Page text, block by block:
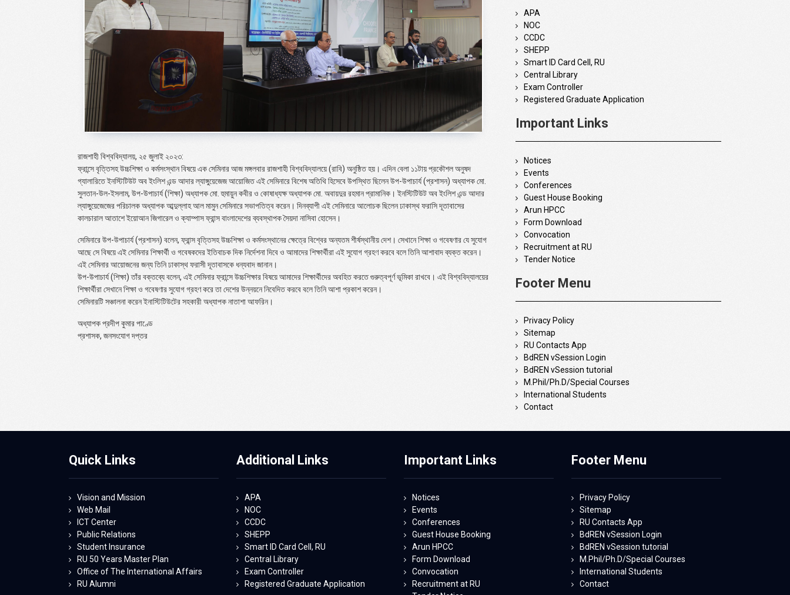
রাজশাহী বিশ্ববিদ্যালয়, ২৫ জুলাই ২০২৩:
ফ্রান্সে বৃত্তিসহ উচ্চশিক্ষা ও কর্মসংস্থান বিষয়ে এক সেমিনার আজ মঙ্গলবার রাজশাহী বিশ্ববিদ্যালয়ে (রাবি) অনুষ্ঠিত হয়। এদিন বেলা ১১টায় প্রকৌশল অনুষদ
গ্যালারিতে ইনস্টিটিউট অব ইংলিশ এন্ড আদার ল্যাঙ্গুয়েজেজ আয়োজিত এই সেমিনারে বিশেষ অতিথি হিসেবে উপস্থিত ছিলেন উপ-উপাচার্য (প্রশাসন) অধ্যাপক মো.
সুলতান-উল-ইসলাম, উপ-উপাচার্য (শিক্ষা) অধ্যাপক মো. হুমায়ুন কবীর ও কোষাধ্যক্ষ অধ্যাপক মো. অবায়দুর রহমান প্রামানিক। ইনস্টিটিউট অব ইংলিশ এন্ড আদার
ল্যাঙ্গুয়েজেজের পরিচালক অধ্যাপক আব্দুল্লাহ আল মামুন সেমিনারে সভাপতিত্ব করেন। দিনব্যাপী এই সেমিনারে আলোচক ছিলেন ঢাকাস্থ ফরাসি দূতাবাসের
কালচারাল আতাশে ইয়োআন জিগারেল ও ক্যাম্পাস ফ্রান্স বাংলাদেশের ব্যবস্থাপক সৈয়দা নাসিবা হোসেন।
সেমিনারে উপ-উপাচার্য (প্রশাসন) বলেন, ফ্রান্স বৃত্তিসহ উচ্চশিক্ষা ও কর্মসংস্থানের ক্ষেত্রে বিশ্বের অন্যতম শীর্ষস্থানীয় দেশ। সেখানে শিক্ষা ও গবেষণার যে সুযোগ
আছে সে বিষয়ে এই সেমিনার শিক্ষার্থী ও গবেষকদের ইতিবাচক দিক নির্দেশনা দিবে ও আমাদের শিক্ষার্থীরা এই সুযোগ গ্রহণ করবে বলে তিনি আশাবাদ ব্যক্ত করেন।
এই সেমিনার আয়োজনের জন্য তিনি ঢাকাস্থ ফরাসী দূতাবাসকে ধন্যবাদ জানান।
উপ-উপাচার্য (শিক্ষা) তাঁর বক্তব্যে বলেন, এই সেমিনার ফ্রান্সে উচ্চশিক্ষার বিষয়ে আমাদের শিক্ষার্থীদের অবহিত করতে গুরুত্বপূর্ণ ভূমিকা রাখবে। এই বিশ্ববিদ্যালয়ের
শিক্ষার্থীরা সেখানে শিক্ষা ও গবেষণার সুযোগ গ্রহণ করে তা দেশের উন্নয়নে নিবেদিত করবে বলে তিনি আশা প্রকাশ করেন।
সেমিনারটি সঞ্চালনা করেন ইনাস্টিটিউটের সহকারী অধ্যাপক নাতাশা আফরিন।
অধ্যাপক প্রদীপ কুমার পাণ্ডে
প্রশাসক, জনসংযোগ দপ্তর
APA
NOC
CCDC
SHEPP
Smart ID Card Cell, RU
Central Library
Exam Controller
Registered Graduate Application
Important Links
Notices
Events
Conferences
Guest House Booking
Arun HPCC
Form Download
Convocation
Recruitment at RU
Tender Notice
Footer Menu
Privacy Policy
Sitemap
RU Contacts App
BdREN vSession Login
BdREN vSession tutorial
M.Phil/Ph.D/Special Courses
International Students
Contact
Quick Links
Vision and Mission
Web Mail
ICT Center
Public Relations
Student Insurance
RU 50 Years Master Plan
Office of The International Affairs
RU Alumni
Additional Links
APA
NOC
CCDC
SHEPP
Smart ID Card Cell, RU
Central Library
Exam Controller
Registered Graduate Application
Important Links
Notices
Events
Conferences
Guest House Booking
Arun HPCC
Form Download
Convocation
Recruitment at RU
Footer Menu
Privacy Policy
Sitemap
RU Contacts App
BdREN vSession Login
BdREN vSession tutorial
M.Phil/Ph.D/Special Courses
International Students
Contact